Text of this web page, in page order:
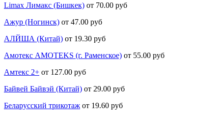
Limax Лимакс (Бишкек) от 70.00 руб
Ажур (Ногинск) от 47.00 руб
АЛЙША (Китай) от 19.30 руб
Амотекс AMOTEKS (г. Раменское) от 55.00 руб
Амтекс 2+ от 127.00 руб
Байвей Байвэй (Китай) от 29.00 руб
Беларусский трикотаж от 19.60 руб